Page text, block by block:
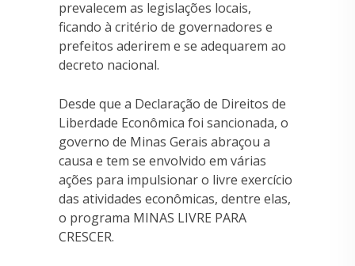
prevalecem as legislações locais,
ficando à critério de governadores e
prefeitos aderirem e se adequarem ao
decreto nacional.
Desde que a Declaração de Direitos de
Liberdade Econômica foi sancionada, o
governo de Minas Gerais abraçou a
causa e tem se envolvido em várias
ações para impulsionar o livre exercício
das atividades econômicas, dentre elas,
o programa MINAS LIVRE PARA
CRESCER.